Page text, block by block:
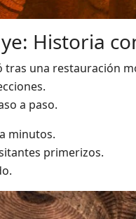
Historia
tras una restauración
a paso.
minutos.
primerizos.